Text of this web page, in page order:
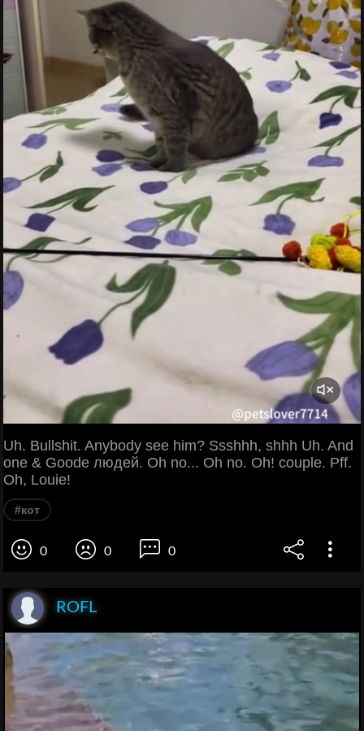
Uh. Bullshit. Anybody see him? Ssshhh, shhh Uh. And
one & Goode людей. Oh no... Oh no. Oh! couple. Pff.
Oh, Louie!
#кот
0 0 0
ROFL